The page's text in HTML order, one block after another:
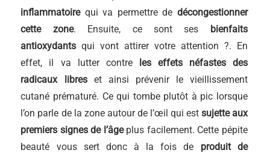
inflammatoirequi va permettre de décongestionner
cette zone. Ensuite, ce sont ses bienfaits
antioxydants qui vont attirer votre attention ?. En
effet, il va lutter contre les effets néfastes des
radicaux libreset ainsi prévenir le vieillissement
cutané prématuré. Ce qui tombe plutôt à pic lorsque
l’on parle de la zone autour de l’œil qui est sujette aux
premiers signes de l’âgeplus facilement. Cette pépite
beauté vous sert donc à la fois de produit de